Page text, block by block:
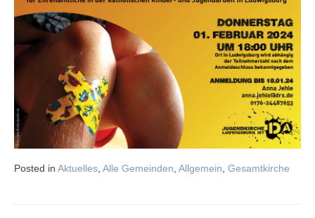
Posted in Aktuelles, Alle Gemeinden, Allgemein, Gesamtkirche